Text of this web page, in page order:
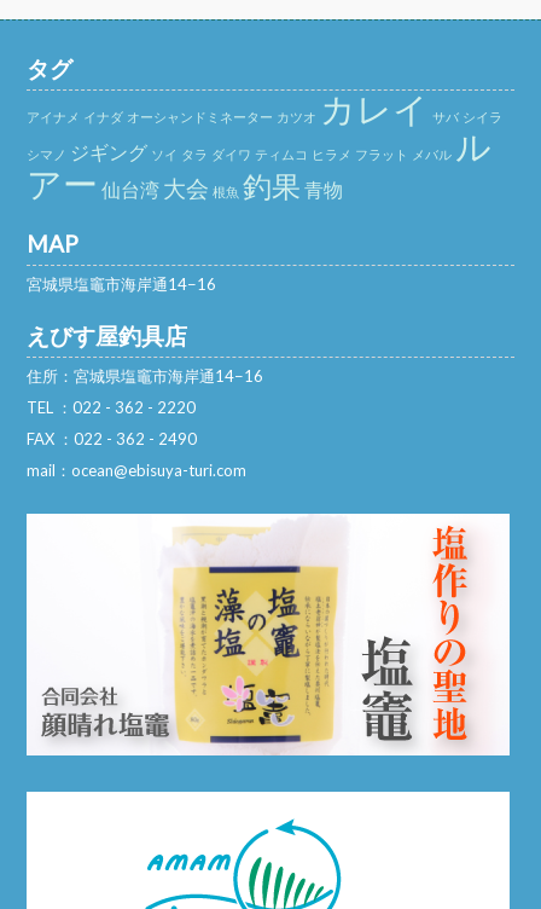
タグ
アイナメ イナダ オーシャンドミネーター カツオ カレイ サバ シイラ
シマノ ジギング ソイ タラ ダイワ ティムコ ヒラメ フラット メバル ル
アー 仙台湾 大会 根魚 釣果 青物
MAP
宮城県塩竈市海岸通14−16
えびす屋釣具店
住所：宮城県塩竈市海岸通14−16
TEL ：022 - 362 - 2220
FAX ：022 - 362 - 2490
mail：ocean@ebisuya-turi.com